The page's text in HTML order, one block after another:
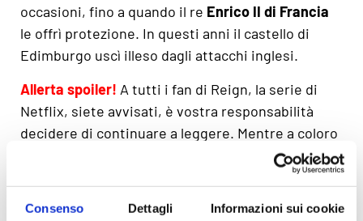
Consenso Dettagli Informazioni sui cookie
occasioni, fino a quando il re Enrico II di Francia
le offrì protezione. In questi anni il castello di
Edimburgo uscì illeso dagli attacchi inglesi.
Allerta spoiler! A tutti i fan di Reign, la serie di
Netflix, siete avvisati, è vostra responsabilità
decidere di continuare a leggere. Mentre a coloro
a cui non importa sapere già il finale della storia,
Maria